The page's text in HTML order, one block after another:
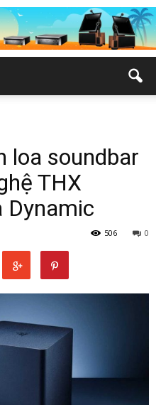
loa soundbar
THX
Dynamic
0
506